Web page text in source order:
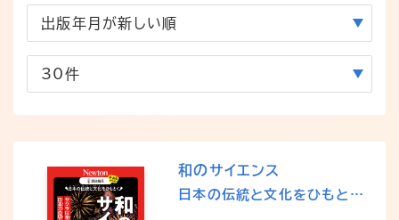
和のサイエンス
日本の伝統と文化をひもとく